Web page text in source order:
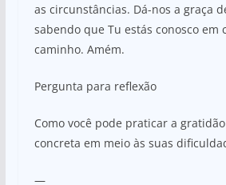
as circunstâncias. Dá-nos a graça
sabendo que Tu estás conosco em
caminho. Amém.
Pergunta para reflexão
Como você pode praticar a
concreta em meio às suas
—